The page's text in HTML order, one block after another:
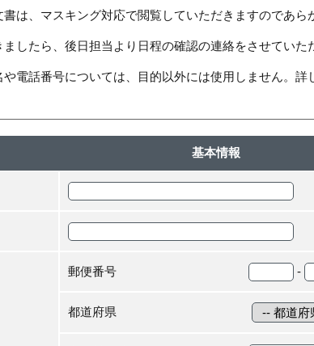
は、マスキング対応で閲覧していただきますのであら
したら、後日担当より日程の確認の連絡をさせていた
や電話番号については、目的以外には使用しません。詳
基本情報
郵便番号 -
都道府県